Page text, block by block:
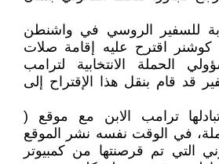
للسفير الروسي في واشنطن
اقترح عليه إقامة صلات
الحملة الانتخابية لترامب
قد قام بنقل هذا الإقتراح إلى
ترامب الابن مع موقع (
في الوقت نفسه نشر الموقع
التي تم قرصنتها من كمبيوتر